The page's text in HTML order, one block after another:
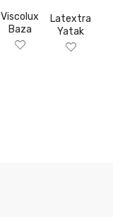
Viscolux
Baza
Latextra
Yatak